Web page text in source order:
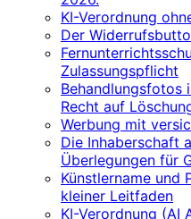
KI-Verordnung
Der
Zulassungspflicht
Behandlungsfotos
Recht auf
Werbung mit
Die Inhaberschaft
Überlegungen für
Künstlername und
kleiner Leitfaden
KI-Verordnung (AI